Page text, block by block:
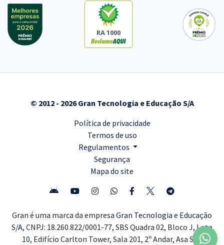
RA 1000
© 2012 - 2026 Gran Tecnologia e Educação S/A
Política de privacidade
Termos de uso
Regulamentos
Segurança
Mapa do site
Gran é uma marca da empresa Gran Tecnologia e Educação
S/A, CNPJ: 18.260.822/0001-77, SBS Quadra 02, Bloco J, Lote
10, Edifício Carlton Tower, Sala 201, 2º Andar, Asa Sul,